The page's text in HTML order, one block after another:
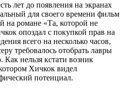
лет до появления на экранах
для своего времени фильм
на романе «Та, которой не
опоздал с покупкой прав на
всего на несколько часов,
требовалось отобрать лавры
Как нельзя кстати возник
Хичкок видел
потенциал.